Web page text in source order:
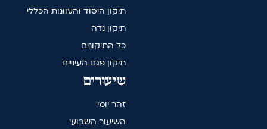
תיקון היסוד והעוונות הכללי
תיקון נדה
כל התיקונים
תיקון פגם העיניים
שיעורים
זהר יומי
השיעור השבועי